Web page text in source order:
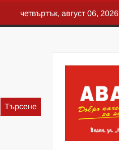
четвъртък, август 06, 2026
Търсене
за: